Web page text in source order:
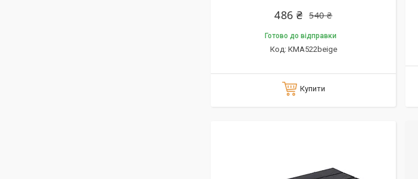
540 ₴
486 ₴
Готово до відправки
КMA522beige
Купити